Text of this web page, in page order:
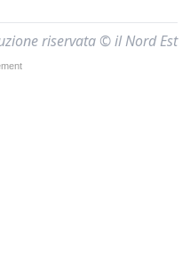
riservata © il Nord Est